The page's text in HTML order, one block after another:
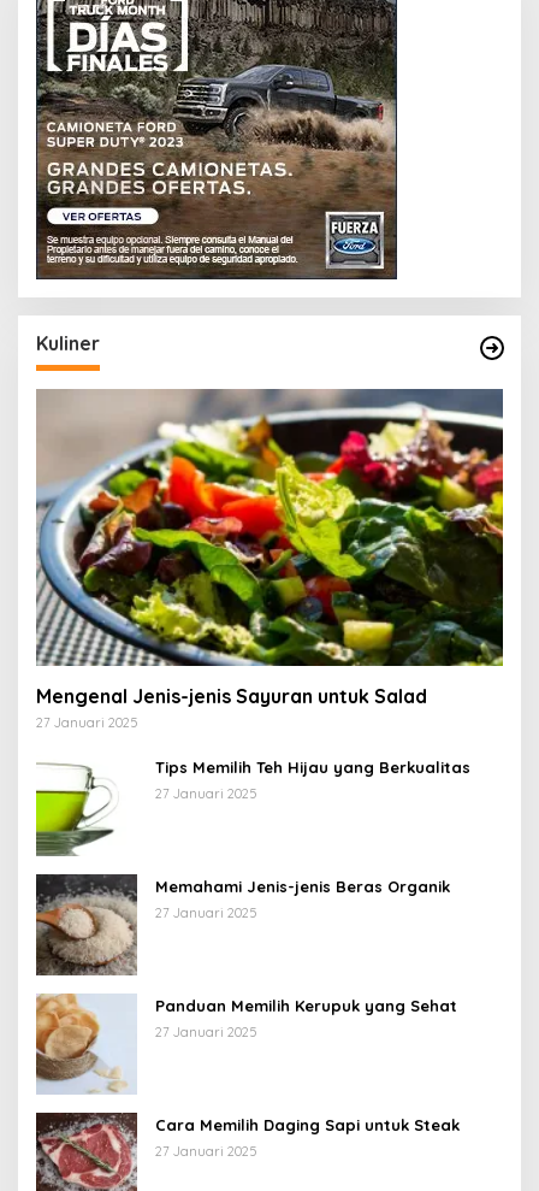
Kuliner
Mengenal Jenis-jenis Sayuran untuk Salad
27 Januari 2025
Tips Memilih Teh Hijau yang Berkualitas
27 Januari 2025
Memahami Jenis-jenis Beras Organik
27 Januari 2025
Panduan Memilih Kerupuk yang Sehat
27 Januari 2025
Cara Memilih Daging Sapi untuk Steak
27 Januari 2025